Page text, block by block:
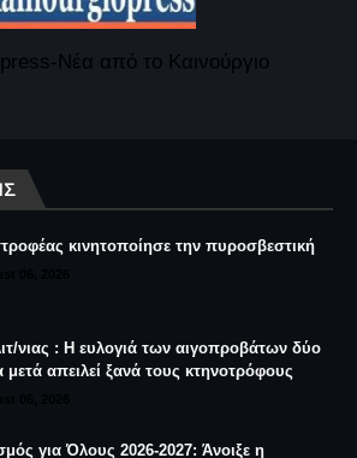
Νέα από το Καινούργιο
κινητοποίησε την πυροσβεστική
νιας : Η ευλογιά των αιγοπροβάτων δύο
μετά απειλεί ξανά τους κτηνοτρόφους
για Όλους 2026-2027: Άνοιξε η